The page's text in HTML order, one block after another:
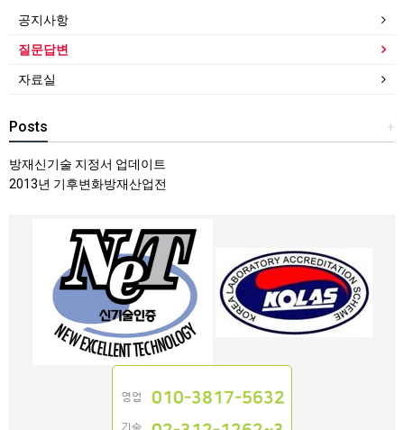
공지사항
질문답변
자료실
+
Posts
방재신기술 지정서 업데이트
2013년 기후변화방재산업전